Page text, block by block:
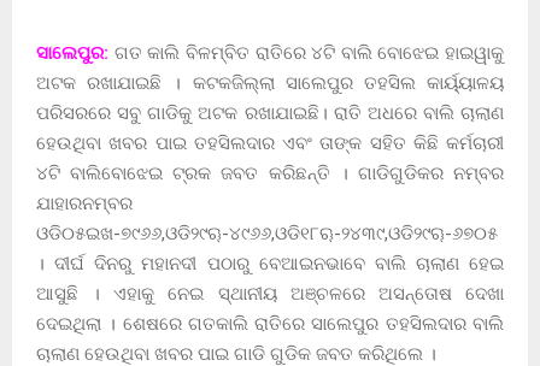
ସାଲେପୁର: ଗତ କାଲି ବିଳମ୍ବିତ ରାତିରେ ୪ଟି ବାଲି ବୋଝେଇ ହାଇୱାକୁ
ଅଟକ ରଖାଯାଇଛି । କଟକଜିଲ୍ଲା ସାଲେପୁର ତହସିଲ କାର୍ୟ୍ୟାଳୟ
ପରିସରରେ ସବୁ ଗାଡିକୁ ଅଟକ ରଖାଯାଇଛି। ରାତି ଅଧରେ ବାଲି ଚାଲାଣ
ହେଉଥିବା ଖବର ପାଇ ତହସିଲଦାର ଏବଂ ତାଙ୍କ ସହିତ କିଛି କର୍ମଚାରୀ
୪ଟି ବାଲିବୋଝେଇ ଟ୍ରକ ଜବତ କରିଛନ୍ତି । ଗାଡିଗୁଡିକର ନମ୍ବର
ଯାହାରନମ୍ବର
ଓଡି୦୫ଇଖ-୭୯୬୬,ଓଡି୨୯ୠ-୪୯୬୬,ଓଡି୧୮ୠ-୨୪୩୯,ଓଡି୨୯ୠ-୬୭୦୫
। ଦୀର୍ଘ ଦିନରୁ ମହାନଦୀ ପଠାରୁ ବେଆଇନଭାବେ ବାଲି ଚାଲାଣ ହେଇ
ଆସୁଛି । ଏହାକୁ ନେଇ ସ୍ଥାନୀୟ ଅଞ୍ଚଳରେ ଅସନ୍ତୋଷ ଦେଖା
ଦେଇଥିଲା । ଶେଷରେ ଗତକାଲି ରାତିରେ ସାଲେପୁର ତହସିଲଦାର ବାଲି
ଚାଲାଣ ହେଉଥିବା ଖବର ପାଇ ଗାଡି ଗୁଡିକ ଜବତ କରିଥିଲେ ।